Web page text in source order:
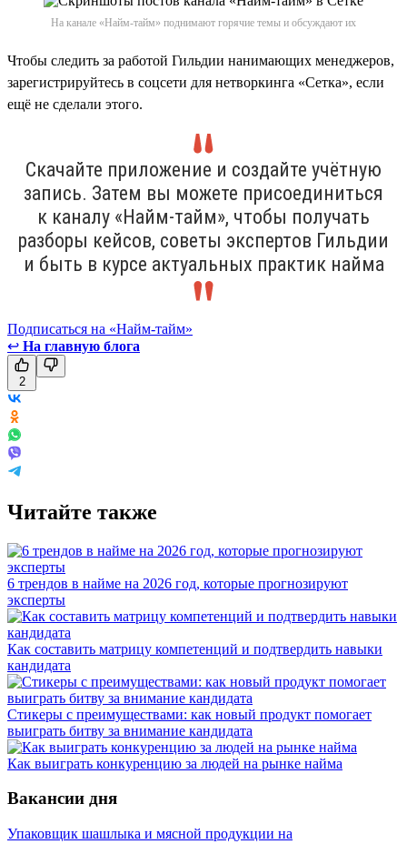
На канале «Найм-тайм» поднимают горячие темы и обсуждают их
Чтобы следить за работой Гильдии нанимающих менеджеров,
зарегистрируйтесь в соцсети для нетворкинга «Сетка», если
ещё не сделали этого.
Скачайте приложение и создайте учётную
запись. Затем вы можете присоединиться
к каналу «Найм-тайм», чтобы получать
разборы кейсов, советы экспертов Гильдии
и быть в курсе актуальных практик найма
Подписаться на «Найм-тайм»
↩ На главную блога
2
Читайте также
6 трендов в найме на 2026 год, которые прогнозируют
эксперты
Как составить матрицу компетенций и подтвердить навыки
кандидата
Стикеры с преимуществами: как новый продукт помогает
выиграть битву за внимание кандидата
Как выиграть конкуренцию за людей на рынке найма
Вакансии дня
Упаковщик шашлыка и мясной продукции на